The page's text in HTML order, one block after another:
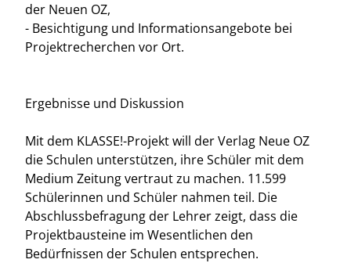
der Neuen OZ,
- Besichtigung und Informationsangebote bei
Projektrecherchen vor Ort.
Ergebnisse und Diskussion
Mit dem KLASSE!-Projekt will der Verlag Neue OZ
die Schulen unterstützen, ihre Schüler mit dem
Medium Zeitung vertraut zu machen. 11.599
Schülerinnen und Schüler nahmen teil. Die
Abschlussbefragung der Lehrer zeigt, dass die
Projektbausteine im Wesentlichen den
Bedürfnissen der Schulen entsprechen.